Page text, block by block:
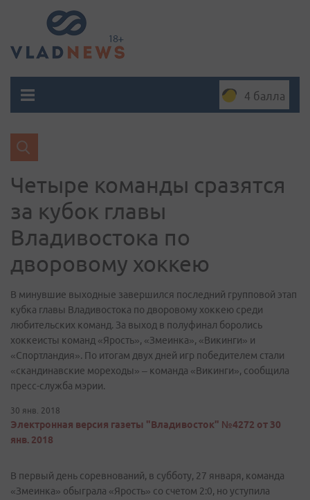
4 балла
Четыре команды сразятся
за кубок главы
Владивостока по
дворовому хоккею
В минувшие выходные завершился последний групповой этап
кубка главы Владивостока по дворовому хоккею среди
любительских команд. За выход в полуфинал боролись
хоккеисты команд «Ярость», «Змеинка», «Викинги» и
«Спортландия». По итогам двух дней игр победителем стали
«скандинавские мореходы» – команда «Викинги», сообщила
пресс-служба мэрии.
30 янв. 2018
Электронная версия газеты "Владивосток" №4272 от 30
янв. 2018
В первый день соревнований, в субботу, 27 января, команда
«Змеинка» обыграла «Ярость» со счетом 2:0, но уступила